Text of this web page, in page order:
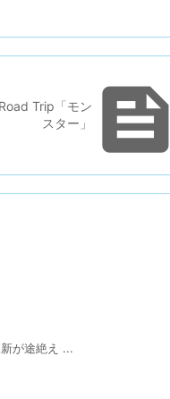

Trip「モン
スター」
が途絶え ...